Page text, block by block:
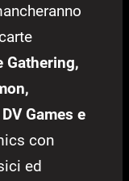
Gathering,
Games e
con
ed